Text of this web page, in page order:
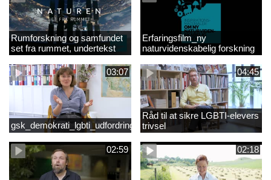
Rumforskning og samfundet
set fra rummet, undertekst
Erfaringsfilm_ny
naturvidenskabelig forskning
03:07
gsk_demokrati_lgbti_udfordringer
04:45
Råd til at sikre LGBTI-elevers
trivsel
02:59 02:18